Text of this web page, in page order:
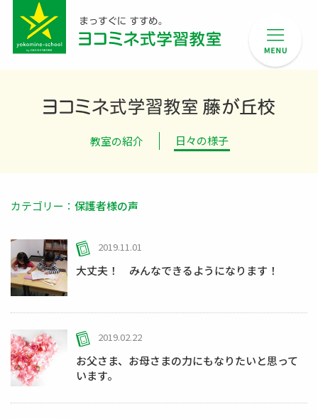
教室の紹介 日々の様子
カテゴリー： 保護者様の声
大丈夫！ みんなできるようになります！
2019.11.01
お父さま、お母さまの力にもなりたいと思って
います。
2019.02.22